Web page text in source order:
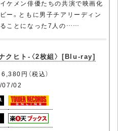
ケメン俳優たちの共演で映画化
ー。ともに男子チアリーディン
ことになった7人の……
クヒト-〈2枚組〉 [Blu-ray]
円（税込）
07/02